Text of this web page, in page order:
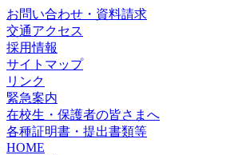
お問い合わせ・資料請求
交通アクセス
採用情報
サイトマップ
リンク
緊急案内
在校生・保護者の皆さまへ
各種証明書・提出書類等
HOME